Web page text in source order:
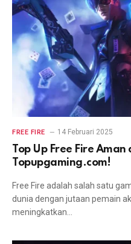
FREE FIRE 14 Februari 2025
Top Up Free Fire Aman
Topupgaming.com!
Free Fire adalah salah satu
dunia dengan jutaan pemain
meningkatkan…